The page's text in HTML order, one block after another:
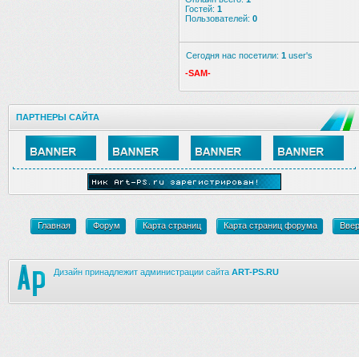
Гостей: 1
Пользователей: 0
Сегодня нас посетили: 1 user's
-SAM-
ПАРТНЕРЫ САЙТА
Главная Форум Карта страниц Карта страниц форума
Дизайн принадлежит администрации сайта ART-PS.RU